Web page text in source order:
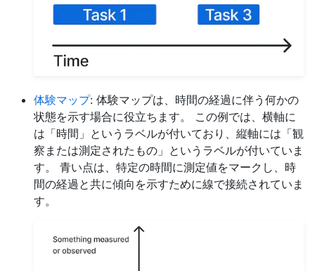
体験マップ: 体験マップは、時間の経過に伴う何かの
状態を示す場合に役立ちます。 この例では、横軸に
は「時間」というラベルが付いており、縦軸には「観
察または測定されたもの」というラベルが付いていま
す。 青い点は、特定の時間に測定値をマークし、時
間の経過と共に傾向を示すために線で接続されていま
す。